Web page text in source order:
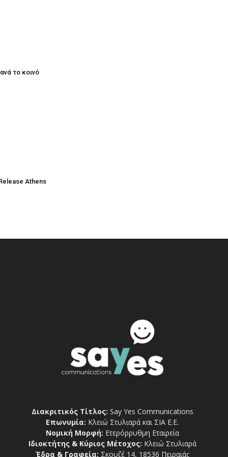
το κοινό
Athens
Διακριτικός Τίτλος: Say Yes Communications
Επωνυμία: Κλειώ Στυλιαρά και ΣΙΑ Ε.Ε.
Νομική Μορφή: Ετερόρρυθμη Εταιρεία
Ιδιοκτήτης & Κύριος Μέτοχος: Κλειώ Στυλιαρά
Έδρα & Γραφεία: Σκουζέ 14, 18536 Πειραιάς